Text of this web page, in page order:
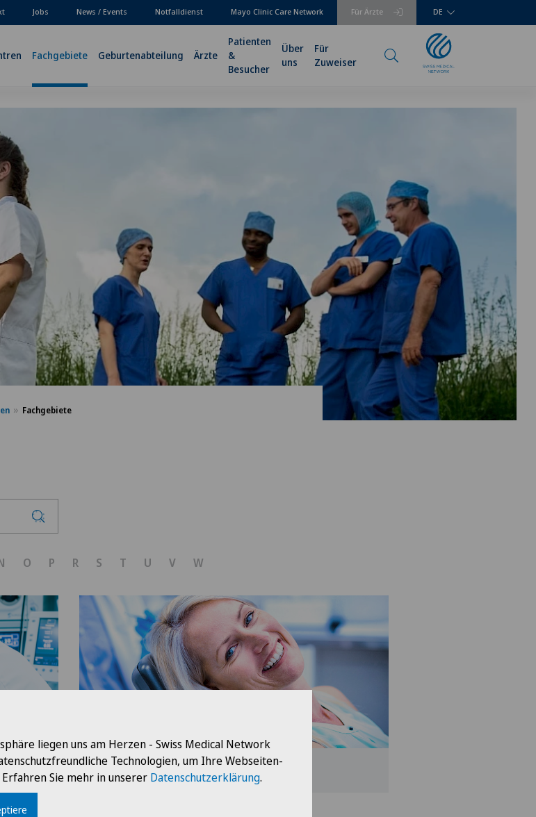
Für Ärzte
Jobs News / Events Notfalldienst Mayo Clinic Care Network DE
Fachgebiete Geburtenabteilung Ärzte
Patienten
&
Besucher
Über
uns
Für
Zuweiser
Fachgebiete
O P R S T U V W
Mund- Kiefer- und Gesichtschirurgie
liegen uns am Herzen - Swiss Medical Network
Technologien, um Ihre Webseiten-
Sie mehr in unserer Datenschutzerklärung.